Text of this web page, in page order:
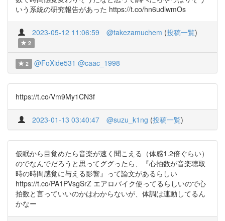
いう系統の研究報告があった https://t.co/hn6udlwmOs
2023-05-12 11:06:59 @takezamuchem (投稿一覧)
2
2 @FoXide531 @caac_1998
https://t.co/Vm9My1CN3f
2023-01-13 03:40:47 @suzu_k1ng (投稿一覧)
仮眠から目覚めたら音楽が速く聞こえる（体感1.2倍ぐらい）
のでなんでだろうと思ってググったら、『心拍数が音楽聴取
時の時間感覚に与える影響』って論文があるらしい
https://t.co/PA1PVsgSrZ エアロバイク使ってるらしいので心
拍数と言っていいのかはわからないが、体調は連動してるん
かなー